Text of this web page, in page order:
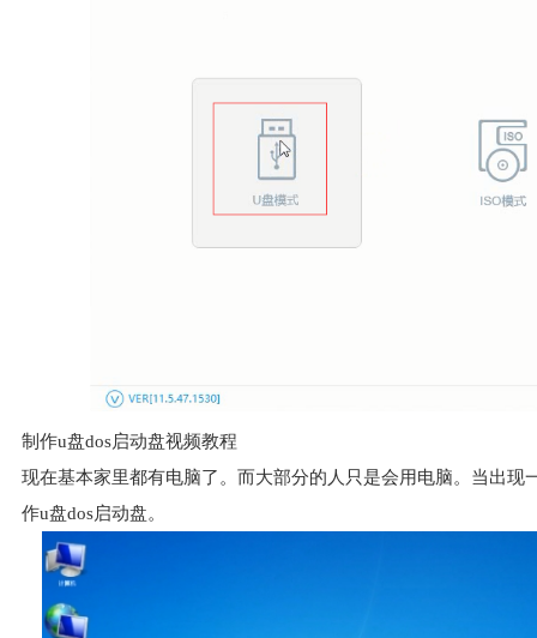
制作u盘dos启动盘视频教程
现在基本家里都有电脑了。而大部分的人只是会用电脑。当出
作u盘dos启动盘。